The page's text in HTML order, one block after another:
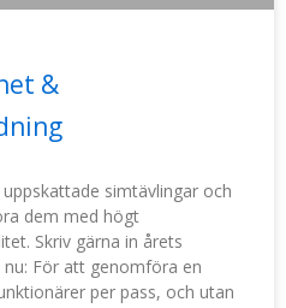
&
simtävlingar och
dem med högt
Skriv gärna in årets
För att genomföra en
per pass, och utan